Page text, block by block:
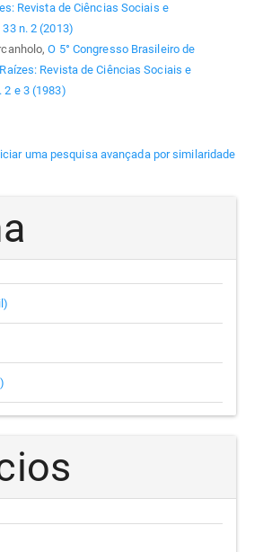
Revista de Ciências Sociais e
n. 2 (2013)
O 5° Congresso Brasileiro de
Raízes: Revista de Ciências Sociais e
2 e 3 (1983)
uma pesquisa avançada por similaridade